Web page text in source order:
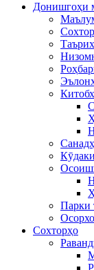
Донишгоҳи
Сохтор
Парки
Сохторҳо